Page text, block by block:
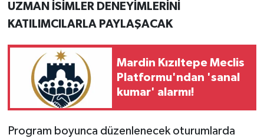
UZMAN İSİMLER DENEYİMLERİNİ
KATILIMCILARLA PAYLAŞACAK
Mardin Kızıltepe Meclis
Platformu'ndan 'sanal
kumar' alarmı!
Program boyunca düzenlenecek oturumlarda